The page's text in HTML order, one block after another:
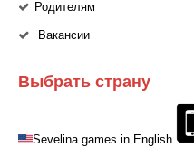
Родителям
Вакансии
Выбрать страну
Sevelina games in English